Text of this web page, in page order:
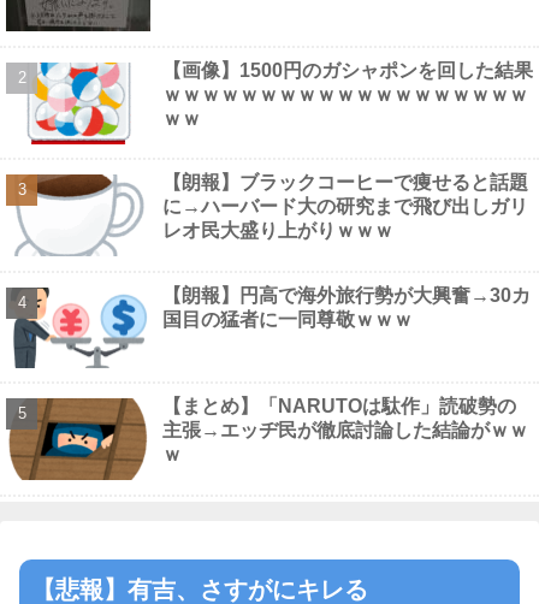
【画像】 とちぎテレビさん、野球部JKチアたちのミニスカ生脚を
モロ映し NEW!
日本の防衛白書、ついに青春アニメ化ｗｗｗ 国防を語る本なのに
表紙が謎すぎる他
NEW!
【動画】 お風呂上がりの女子さん、ちょうど良いマ●毛だったｗ
ｗｗｗｗｗ
NEW!
Powered by livedoor 相互RSS
【画像】1500円のガシャポンを回した結果
ｗｗｗｗｗｗｗｗｗｗｗｗｗｗｗｗｗｗｗ
ｗｗ
【朗報】ブラックコーヒーで痩せると話題
に→ハーバード大の研究まで飛び出しガリ
レオ民大盛り上がりｗｗｗ
【朗報】円高で海外旅行勢が大興奮→30カ
国目の猛者に一同尊敬ｗｗｗ
【まとめ】「NARUTOは駄作」読破勢の
主張→エッヂ民が徹底討論した結論がｗｗ
ｗ
【悲報】有吉、さすがにキレる